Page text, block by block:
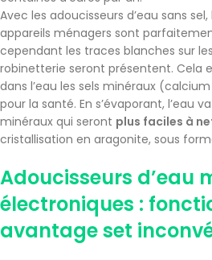
Avec les adoucisseurs d’eau sans
appareils ménagers sont
cependant les traces blanches sur
robinetterie seront présentent. Cela
dans l’eau les sels minéraux
pour la santé. En s’évaporant, l’eau
minéraux qui seront plus faciles à
cristallisation en aragonite, sous
Adoucisseurs d’eau
électroniques :
avantage set